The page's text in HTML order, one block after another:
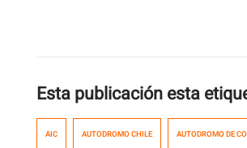
Esta publicación esta
AIC AUTODROMO CHILE AUTODROMO DE